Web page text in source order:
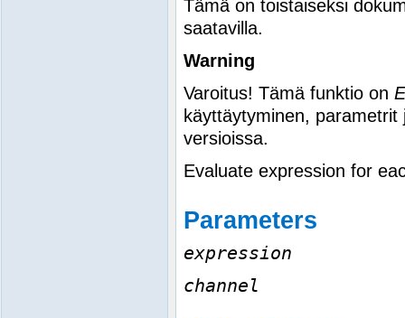
Tämä on toistaiseksi
saatavilla.
Warning
Varoitus! Tämä funktio on
käyttäytyminen,
versioissa.
Evaluate expression for
Parameters
expression
channel